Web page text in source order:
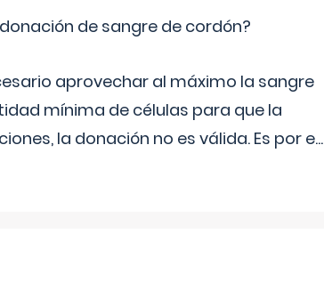
de sangre de cordón?
aprovechar al máximo la sangre
mínima de células para que la
la donación no es válida. Es por e...